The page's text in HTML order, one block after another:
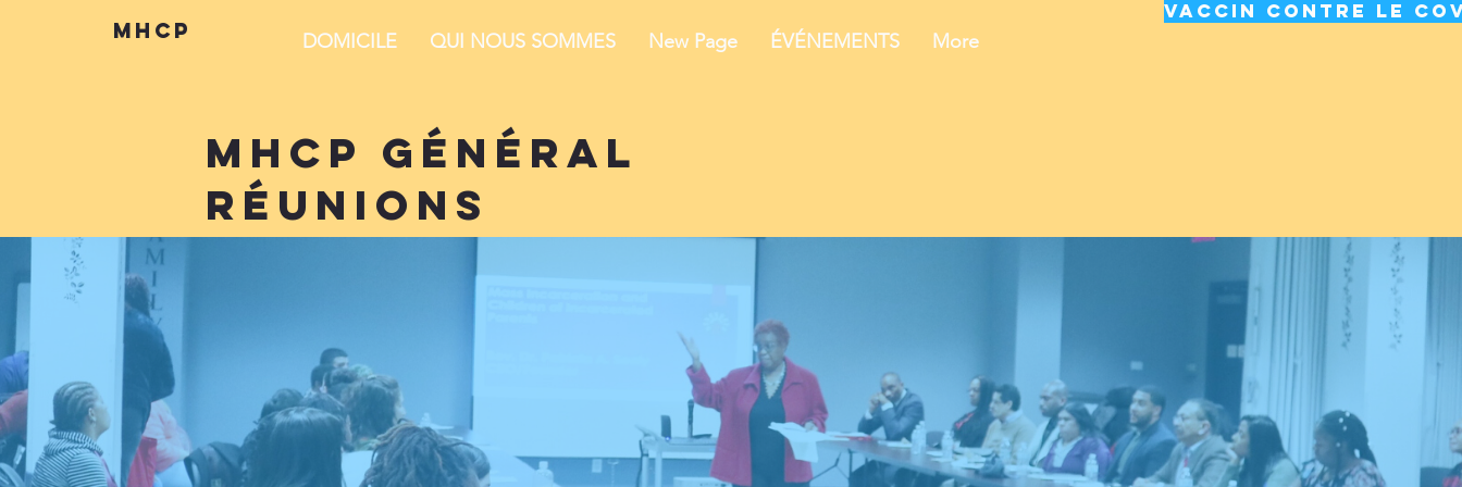
mhcp
Vaccin contre le
DOMICILE
QUI NOUS SOMMES New Page ÉVÉNEMENTS More
mhcp général
réunions